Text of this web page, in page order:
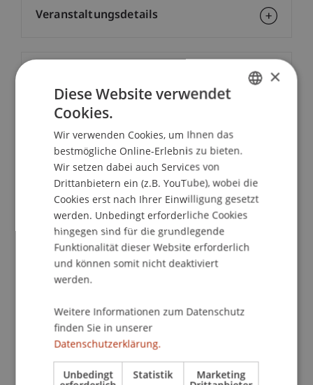
Dozierende/Dozierender:
Prof. Dr. George Athanassakos
School/Professur:
MSc in Finance
Chair in Value Investing is to spread the word of
value investing as there seems to be a lot of
confusion in the public sphere about value
investing. As a result, his talk will deal with the
Veranstaltungsdetails
Downloads/Links
×
Diese Website verwendet
Cookies.
Wir verwenden Cookies, um Ihnen das
bestmögliche Online-Erlebnis zu bieten.
Wir setzen dabei auch Services von
Drittanbietern ein (z.B. YouTube), wobei die
Cookies erst nach Ihrer Einwilligung gesetzt
werden. Unbedingt erforderliche Cookies
hingegen sind für die grundlegende
Funktionalität dieser Website erforderlich
und können somit nicht deaktiviert
werden.
Weitere Informationen zum Datenschutz
finden Sie in unserer
Datenschutzerklärung.
Unbedingt Statistik Marketing